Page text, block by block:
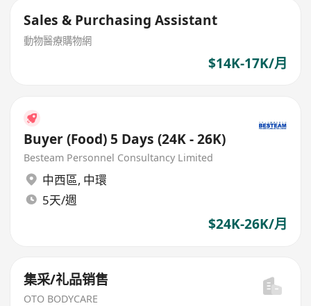
Sales & Purchasing Assistant
動物醫療購物網
$14K-17K/月
Buyer (Food) 5 Days (24K - 26K)
Besteam Personnel Consultancy Limited
中西區, 中環
5天/週
$24K-26K/月
集采/礼品销售
OTO BODYCARE